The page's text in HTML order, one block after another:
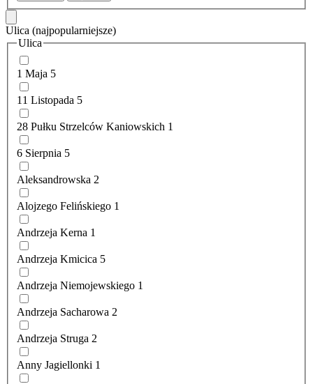
Ulica (najpopularniejsze)
Ulica
1 Maja 5
11 Listopada 5
28 Pułku Strzelców Kaniowskich 1
6 Sierpnia 5
Aleksandrowska 2
Alojzego Felińskiego 1
Andrzeja Kerna 1
Andrzeja Kmicica 5
Andrzeja Niemojewskiego 1
Andrzeja Sacharowa 2
Andrzeja Struga 2
Anny Jagiellonki 1